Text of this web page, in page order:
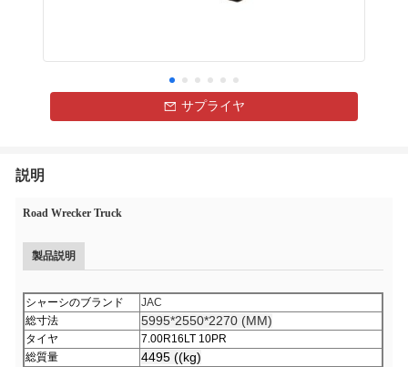
サプライヤ
説明
Road Wrecker Truck
製品説明
シャーシのブランド
JAC
総寸法
5995*2550*2270 (MM)
タイヤ
7.00R16LT 10PR
総質量
4495 ((kg)